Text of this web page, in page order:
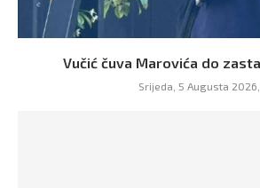
Vučić čuva Marovića do
Srijeda, 5 Augusta 2026,